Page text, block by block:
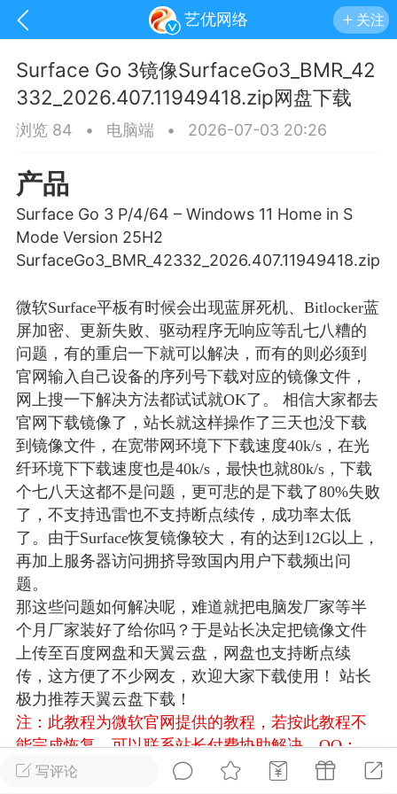
艺优网络 关注
手机 系统 网站
游戏 兴趣 美图
问答 闲谈 官方
网络
VIP 7
29 21:24
电脑端 Surface Laptop Go 2
Laptop Go 2镜像
网盘下载
Laptop Go 2 i5/8/128 – Windows
写评论
Surface Go 3镜像SurfaceGo3_BMR_42
332_2026.407.11949418.zip网盘下载
浏览 84 • 电脑端 • 2026-07-03 20:26
产品
Surface Go 3 P/4/64 – Windows 11 Home in S
Mode Version 25H2
SurfaceGo3_BMR_42332_2026.407.11949418.zip
微软Surface平板有时候会出现蓝屏死机、Bitlocker蓝
屏加密、更新失败、驱动程序无响应等乱七八糟的
问题，有的重启一下就可以解决，而有的则必须到
官网输入自己设备的序列号下载对应的镜像文件，
网上搜一下解决方法都试试就OK了。 相信大家都去
官网下载镜像了，站长就这样操作了三天也没下载
到镜像文件，在宽带网环境下下载速度40k/s，在光
纤环境下下载速度也是40k/s，最快也就80k/s，下载
个七八天这都不是问题，更可悲的是下载了80%失败
了，不支持迅雷也不支持断点续传，成功率太低
了。由于Surface恢复镜像较大，有的达到12G以上，
再加上服务器访问拥挤导致国内用户下载频出问
题。
那这些问题如何解决呢，难道就把电脑发厂家等半
个月厂家装好了给你吗？于是站长决定把镜像文件
上传至百度网盘和天翼云盘，网盘也支持断点续
传，这方便了不少网友，欢迎大家下载使用！ 站长
极力推荐天翼云盘下载！
注：此教程为微软官网提供的教程，若按此教程不
能完成恢复，可以联系站长付费协助解决，QQ：
3326686660
温馨提示：若链接失效请及时留言反